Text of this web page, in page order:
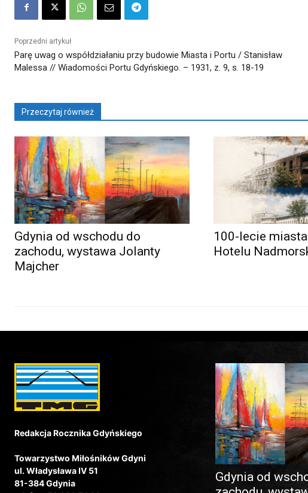
Poprzedni artykuł
Parę uwag o współdziałaniu przy budowie Miasta i Portu / Stanisław
Malessa // Wiadomości Portu Gdyńskiego. – 1931, z. 9, s. 18-19
Przeczytaj również
Gdynia od wschodu do
zachodu, wystawa Jolanty
Majcher
100-lecie
Hotelu
Redakcja Rocznika Gdyńskiego
Towarzystwo Miłośników Gdyni
ul. Władysława IV 51
81-384 Gdynia
Gdynia od